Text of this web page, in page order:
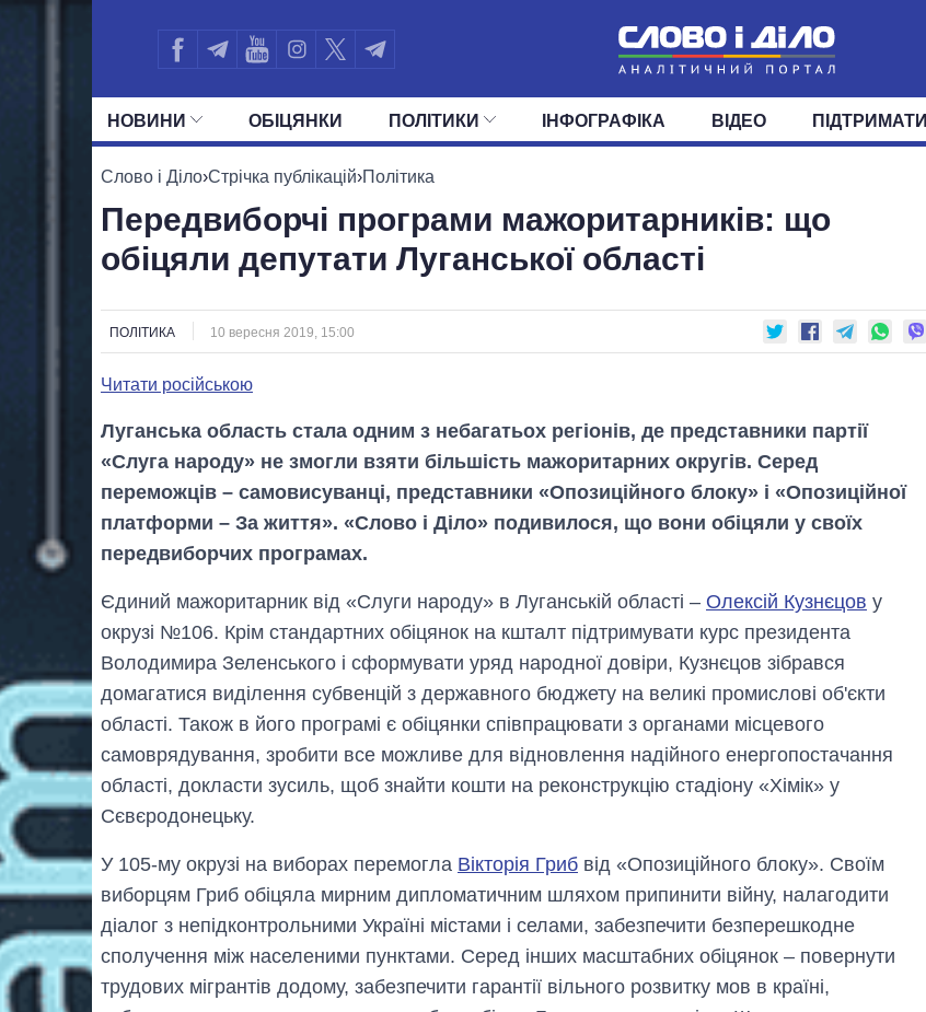
НОВИНИ
ПОЛІТИКА ЕКОНОМІКА СУСПІЛЬСТВО
ОБIЦЯНКИ ПОЛIТИКИ
УСІ ПОЛІТИКИ ПРЕЗИДЕНТ І ОФІС
ДЕПУТАТИ КОМІТЕТИ ФРАКЦІЇ
ІНФОГРАФІКА ВІДЕО ПІДТРИМАТИ
Слово і Діло›Стрічка публікацій›Політика
Передвиборчі програми мажоритарників: що
обіцяли депутати Луганської області
ПОЛІТИКА 10 вересня 2019, 15:00
Читати російською
Луганська область стала одним з небагатьох регіонів, де представники партії
«Слуга народу» не змогли взяти більшість мажоритарних округів. Серед
переможців – самовисуванці, представники «Опозиційного блоку» і «Опозиційної
платформи – За життя». «Слово і Діло» подивилося, що вони обіцяли у своїх
передвиборчих програмах.
Єдиний мажоритарник від «Слуги народу» в Луганській області – Олексій Кузнєцов у
окрузі №106. Крім стандартних обіцянок на кшталт підтримувати курс президента
Володимира Зеленського і сформувати уряд народної довіри, Кузнєцов зібрався
домагатися виділення субвенцій з державного бюджету на великі промислові об'єкти
області. Також в його програмі є обіцянки співпрацювати з органами місцевого
самоврядування, зробити все можливе для відновлення надійного енергопостачання
області, докласти зусиль, щоб знайти кошти на реконструкцію стадіону «Хімік» у
Сєвєродонецьку.
У 105-му окрузі на виборах перемогла Вікторія Гриб від «Опозиційного блоку». Своїм
виборцям Гриб обіцяла мирним дипломатичним шляхом припинити війну, налагодити
діалог з непідконтрольними Україні містами і селами, забезпечити безперешкодне
сполучення між населеними пунктами. Серед інших масштабних обіцянок – повернути
трудових мігрантів додому, забезпечити гарантії вільного розвитку мов в країні,